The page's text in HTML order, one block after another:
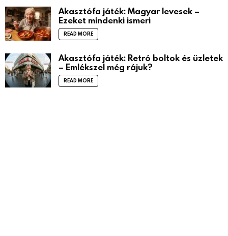
Akasztófa játék: Magyar levesek –
Ezeket mindenki ismeri
READ MORE
Akasztófa játék: Retró boltok és üzletek
– Emlékszel még rájuk?
READ MORE